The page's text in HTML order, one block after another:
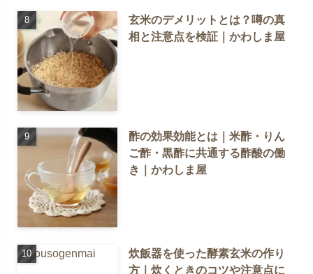
玄米のデメリットとは？噂の真
相と注意点を検証｜かわしま屋
酢の効果効能とは｜米酢・りん
ご酢・黒酢に共通する酢酸の働
き｜かわしま屋
炊飯器を使った酵素玄米の作り
方｜炊くときのコツや注意点に